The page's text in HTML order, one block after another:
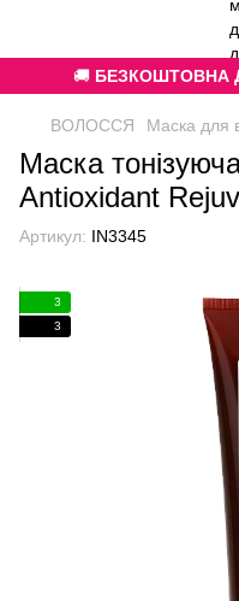
🚚 БЕЗКОШТОВНА
ВОЛОССЯ Маска для
Маска
Antioxidant
Артикул: IN3345
3
3